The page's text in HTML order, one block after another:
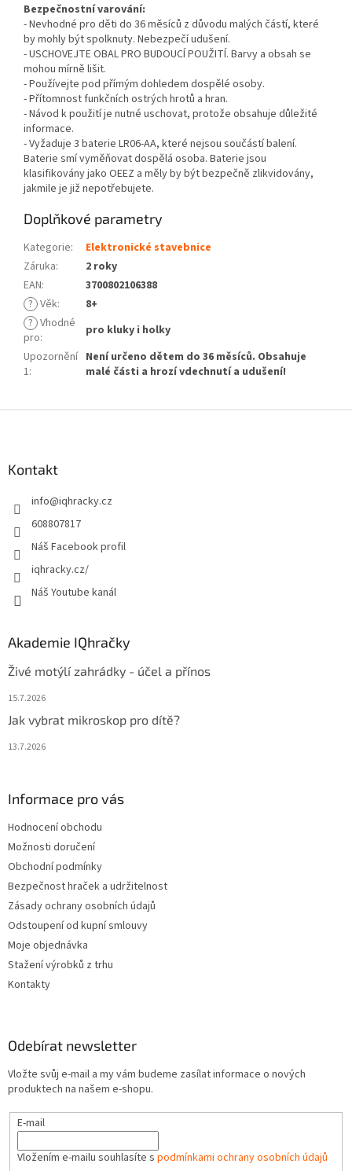
Bezpečnostní varování:
- Nevhodné pro děti do 36 měsíců z důvodu malých částí, které
by mohly být spolknuty. Nebezpečí udušení.
- USCHOVEJTE OBAL PRO BUDOUCÍ POUŽITÍ. Barvy a obsah se
mohou mírně lišit.
-Používejte pod přímým dohledem dospělé osoby.
- Přítomnost funkčních ostrých hrotů a hran.
- Návod k použití je nutné uschovat, protože obsahuje důležité
informace.
- Vyžaduje 3 baterie LR06-AA, které nejsou součástí balení.
Baterie smí vyměňovat dospělá osoba. Baterie jsou
klasifikovány jako OEEZ a měly by být bezpečně zlikvidovány,
jakmile je již nepotřebujete.
Doplňkové parametry
Kategorie:
Elektronické stavebnice
Záruka:
2 roky
EAN:
3700802106388
? Věk:
8+
? Vhodné
pro:
pro kluky i holky
Upozornění
1:
Není určeno dětem do 36 měsíců. Obsahuje
malé části a hrozí vdechnutí a udušení!
Kontakt
info@iqhracky.cz
608807817
Náš Facebook profil
iqhracky.cz/
Náš Youtube kanál
Akademie IQhračky
Živé motýlí zahrádky - účel a přínos
15.7.2026
Jak vybrat mikroskop pro dítě?
13.7.2026
Informace pro vás
Hodnocení obchodu
Možnosti doručení
Obchodní podmínky
Bezpečnost hraček a udržitelnost
Zásady ochrany osobních údajů
Odstoupení od kupní smlouvy
Moje objednávka
Stažení výrobků z trhu
Kontakty
Odebírat newsletter
Vložte svůj e-mail a my vám budeme zasílat informace o nových
produktech na našem e-shopu.
E-mail
Vložením e-mailu souhlasíte s podmínkami ochrany osobních údajů